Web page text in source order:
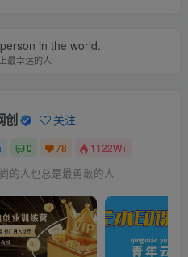
in the world.
最幸运的人
创 关注
0 78 1122W+
的人也总是最勇敢的人